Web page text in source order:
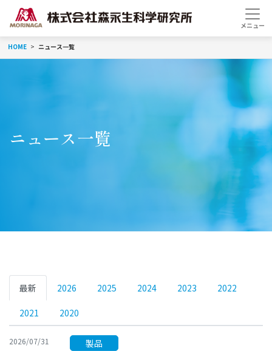
HOME ニュース一覧
ニュース一覧
最新 2026 2025 2024 2023 2022
2021 2020
2026/07/31
製品